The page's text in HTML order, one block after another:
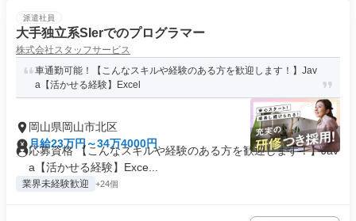
派遣社員
大手独立系SIerでのプログラマー
株式会社スタッフサービス
車通勤可能！【こんなスキルや経験のある方を歓迎します！】Jav
a【活かせる経験】Excel
岡山県岡山市北区
月給23万円～34万4000円
応募資格 【こんなスキルや経験のある方を歓迎します！】Jav
a【活かせる経験】Exce...
業界未経験歓迎 +24個